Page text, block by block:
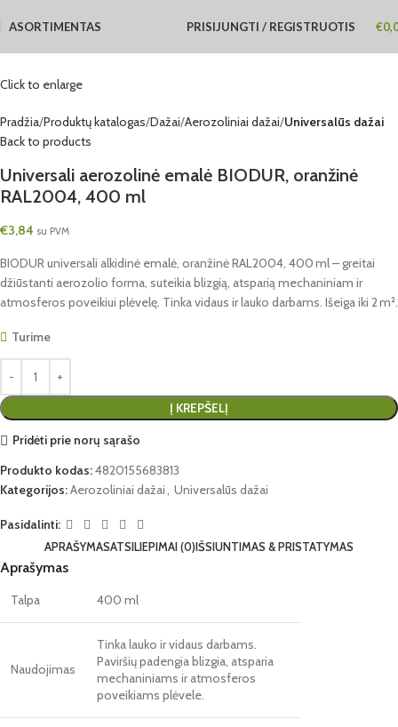
ASORTIMENTAS PRISIJUNGTI / REGISTRUOTIS €
Click to enlarge
Pradžia Produktų katalogas Dažai Aerozoliniai dažai Universalūs dažai
Back to products
Universali aerozolinė emalė BIODUR, oranžinė
RAL2004, 400 ml
€3,84 su PVM
BIODUR universali alkidinė emalė, oranžinė RAL2004, 400 ml – greitai
džiūstanti aerozolio forma, suteikia blizgią, atsparią mechaniniam ir
atmosferos poveikiui plėvelę. Tinka vidaus ir lauko darbams. Išeiga iki 2 m².
Turime
Į KREPŠELĮ
Pridėti prie norų sąrašo
Produkto kodas:4820155683813
Kategorijos:Aerozoliniai dažai Universalūs dažai
Pasidalinti:
APRAŠYMASATSILIEPIMAI (0)IŠSIUNTIMAS & PRISTATYMAS
Aprašymas
Talpa 400 ml
Naudojimas
Tinka lauko ir vidaus darbams.
Paviršių padengia blizgia, atsparia
mechaniniams ir atmosferos
poveikiams plėvele.